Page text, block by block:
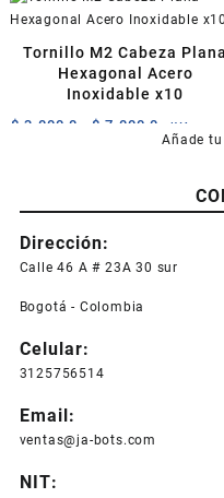
$ 16.000,0.$
Tornillo M2 Cabeza Plana
Hexagonal Acero
Inoxidable x10
$ 3.000,0 $ 7.000,0 Rango
de
desde
$ 3.000,0
$ 7.000,0
+IVA
variantes.
Las
se
elegir
en
producto
Añade
Dirección:
Calle 46 A # 23A 30 sur
Bogotá - Colombia
Celular:
3125756514
Email:
ventas@ja-bots.com
NIT: